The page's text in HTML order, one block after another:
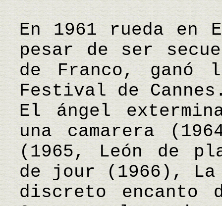
En 1961 rueda en
pesar de ser
de Franco, ganó
Festival de
El ángel
una camarera
(1965, León de
de jour (1966),
discreto encanto